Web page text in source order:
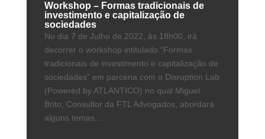
Workshop – Formas tradicionais de
investimento e capitalização de
sociedades
No dia 7 de Julho de 2022, às 18h00, irá
decorrer o workshop intitulado “Formas
tradicionais de investimento e capitalização de
sociedades” em parceria com o Disruption Lab
(Powered by ATLANTICO) no qual Miguel
Brito, Consultor da FTL Advogados, abordará
alguns temas...